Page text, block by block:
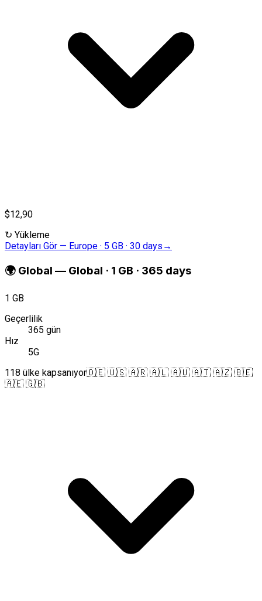
$12,90
↻ Yükleme
Detayları Gör — Europe · 5 GB · 30 days →
🌍 Global — Global · 1 GB · 365 days
1 GB
Geçerlilik
365 gün
Hız
5G
118 ülke kapsanıyor🇩🇪 🇺🇸 🇦🇷 🇦🇱 🇦🇺 🇦🇹 🇦🇿 🇧🇪
🇦🇪 🇬🇧